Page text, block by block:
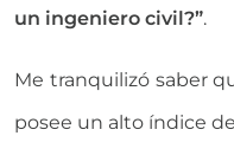
un ingeniero civil?”.
Me tranquilizó saber
posee un alto índice